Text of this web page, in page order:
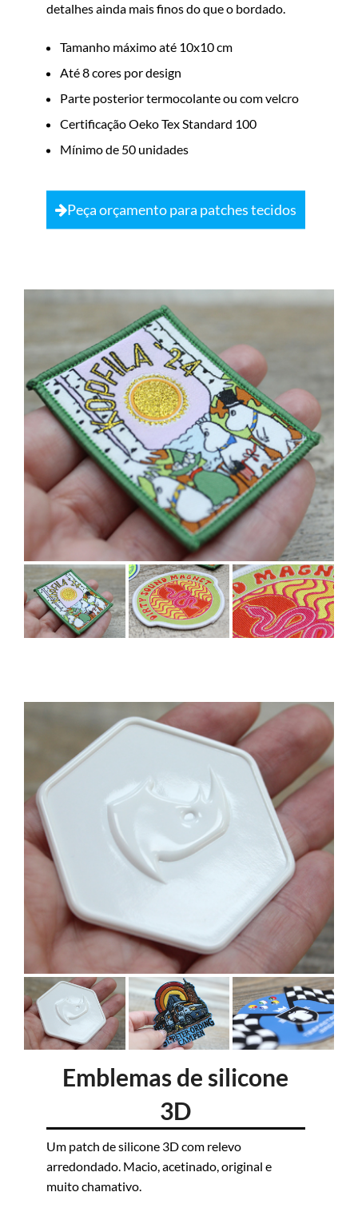
detalhes ainda mais finos do que o bordado.
Tamanho máximo até 10x10 cm
Até 8 cores por design
Parte posterior termocolante ou com velcro
Certificação Oeko Tex Standard 100
Mínimo de 50 unidades
Peça orçamento para patches tecidos
Emblemas de silicone
3D
Um patch de silicone 3D com relevo
arredondado. Macio, acetinado, original e
muito chamativo.